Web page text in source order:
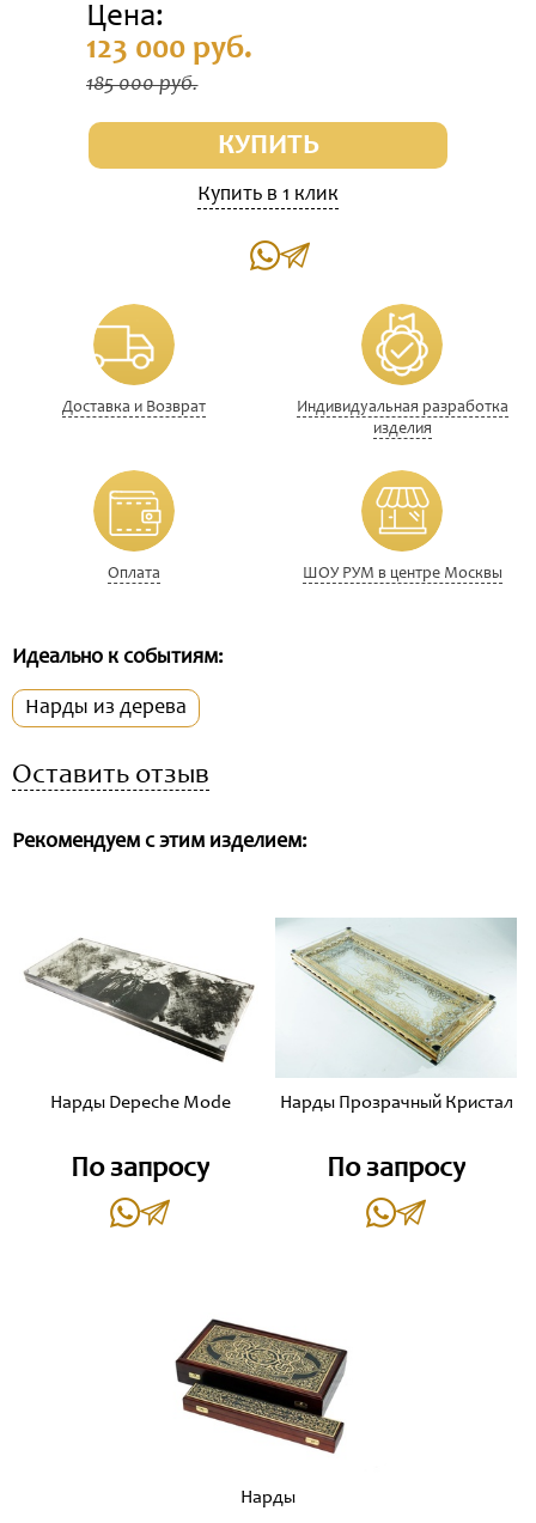
Цена:
123 000 руб.
185 000 руб.
КУПИТЬ
Купить в 1 клик
Доставка и Возврат
Индивидуальная разработка
изделия
Оплата ШОУ РУМ в центре Москвы
Идеально к событиям:
Нарды из дерева
Оставить отзыв
Рекомендуем с этим изделием:
Нарды Depeche Mode
По запросу
Нарды Прозрачный Кристал
По запросу
Нарды